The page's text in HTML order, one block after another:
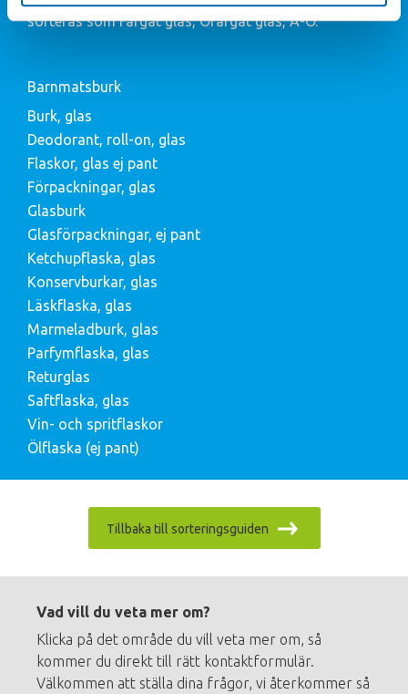
sorteras som Färgat glas, Ofärgat glas, A-Ö.
Barnmatsburk
Burk, glas
Deodorant, roll-on, glas
Flaskor, glas ej pant
Förpackningar, glas
Glasburk
Glasförpackningar, ej pant
Ketchupflaska, glas
Konservburkar, glas
Läskflaska, glas
Marmeladburk, glas
Parfymflaska, glas
Returglas
Saftflaska, glas
Vin- och spritflaskor
Ölflaska (ej pant)
Tillbaka till sorteringsguiden
menuVad vill du veta mer om?
Klicka på det område du vill veta mer om, så
kommer du direkt till rätt kontaktformulär.
Välkommen att ställa dina frågor, vi återkommer så